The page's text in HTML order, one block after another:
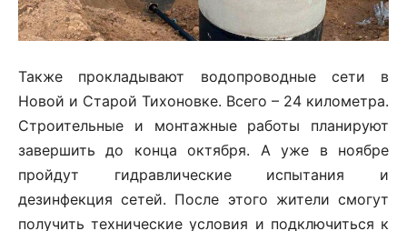
Также прокладывают водопроводные сети в
Новой и Старой Тихоновке. Всего – 24 километра.
Строительные и монтажные работы планируют
завершить до конца октября. А уже в ноябре
пройдут гидравлические испытания и
дезинфекция сетей. После этого жители смогут
получить технические условия и подключиться к